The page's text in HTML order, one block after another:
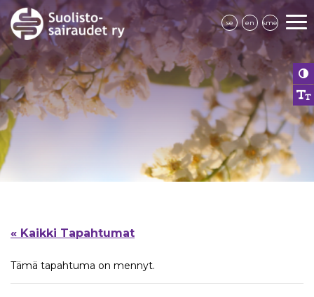
se en sme
« Kaikki Tapahtumat
Tämä tapahtuma on mennyt.